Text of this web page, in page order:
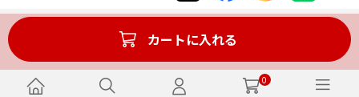
0
カートに入れる